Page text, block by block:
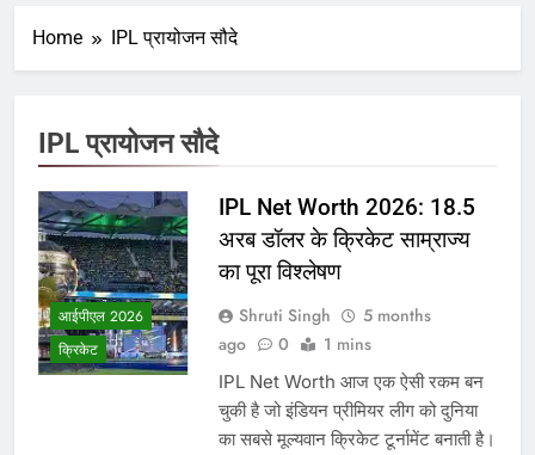
Home IPL प्रायोजन सौदे
IPL प्रायोजन सौदे
आईपीएल 2026
क्रिकेट
IPL Net Worth 2026: 18.5
अरब डॉलर के क्रिकेट साम्राज्य
का पूरा विश्लेषण
Shruti Singh
5 months
ago
0 1 mins
IPL Net Worth आज एक ऐसी रकम बन
चुकी है जो इंडियन प्रीमियर लीग को दुनिया
का सबसे मूल्यवान क्रिकेट टूर्नामेंट बनाती है।